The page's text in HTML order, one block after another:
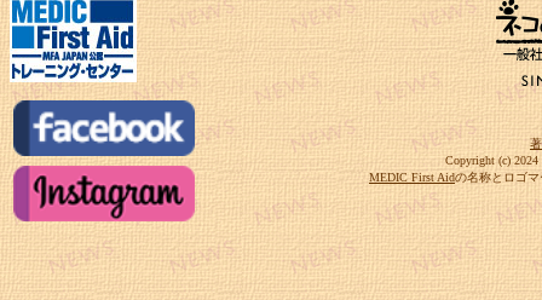
Copyright (c)
MEDIC First Aidの名称とロゴマ